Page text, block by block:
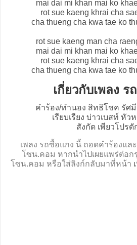
mai dai mi khan mai ko
rot sue kaeng khrai cha
cha thueng cha kwa tae ko
rot sue kaeng man cha
mai dai mi khan mai ko
rot sue kaeng khrai cha
cha thueng cha kwa tae ko
เกี่ยวกับเพลง ร
คำร้อง/ทำนอง สิทธิโชค รัศ
เรียบเรียง บ่าวเบสท์ หัว
สังกัด เพียวโปร
เพลง รถซื้อแกง นี้ ถอดคำร้องแล
โซน.คอม หากนำไปเผยแพร่ต่อก
โซน.คอม หรือใส่ลิงก์กลับมาที่หน้า